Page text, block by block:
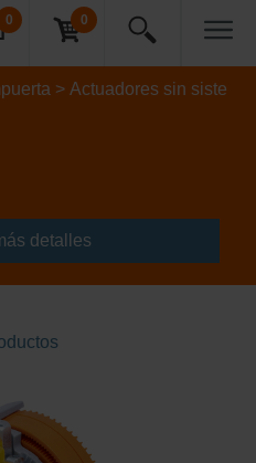
0 0
Actuadores sin
detalles